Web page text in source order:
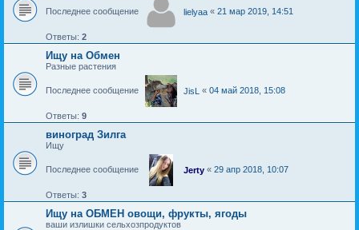
Последнее сообщение lielyaa « 21 мар 2019, 14:51
Ответы: 2
Ищу на Обмен
Разные растения
Последнее сообщение JisL « 04 май 2018, 15:08
Ответы: 9
виноград Зилга
Ищу
Последнее сообщение Jerty « 29 апр 2018, 10:07
Ответы: 3
Ищу на ОБМЕН овощи, фрукты, ягоды
ваши излишки сельхозпродуктов